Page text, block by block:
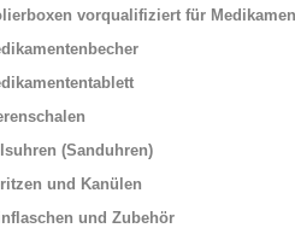
vorqualifiziert für
(Sanduhren)
und Kanülen
und Zubehör